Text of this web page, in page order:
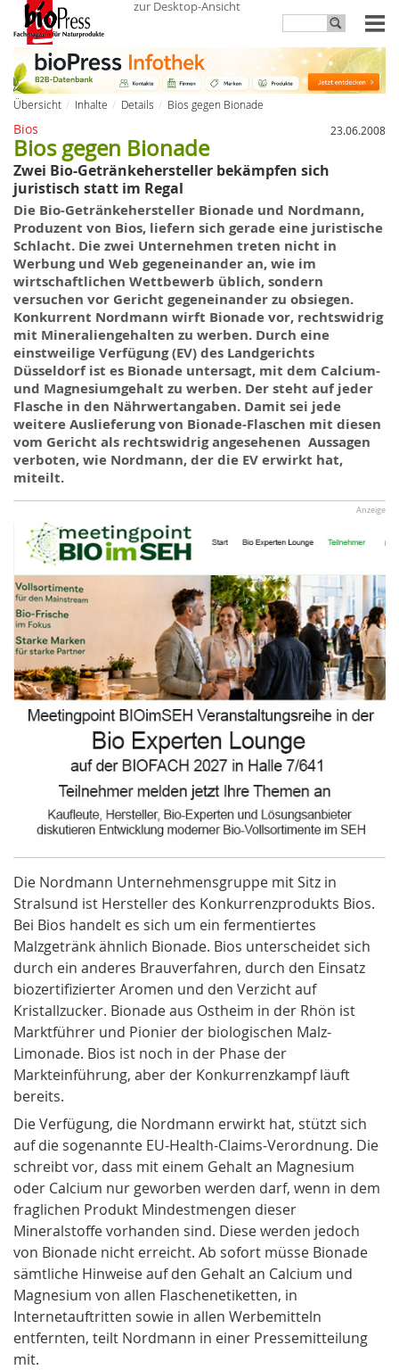
zur Desktop-Ansicht
Übersicht Inhalte Details Bios gegen Bionade
Bios 23.06.2008
Bios gegen Bionade
Zwei Bio-Getränkehersteller bekämpfen sich
juristisch statt im Regal
Die Bio-Getränkehersteller Bionade und Nordmann,
Produzent von Bios, liefern sich gerade eine juristische
Schlacht. Die zwei Unternehmen treten nicht in
Werbung und Web gegeneinander an, wie im
wirtschaftlichen Wettbewerb üblich, sondern
versuchen vor Gericht gegeneinanderzu obsiegen.
Konkurrent Nordmann wirft Bionade vor, rechtswidrig
mit Mineraliengehalten zu werben. Durch eine
einstweilige Verfügung (EV) des Landgerichts
Düsseldorf ist es Bionade untersagt, mit dem Calcium-
und Magnesiumgehalt zu werben. Der steht auf jeder
Flasche in den Nährwertangaben. Damit sei jede
weitere Auslieferung von Bionade-Flaschen mit diesen
vom Gericht als rechtswidrig angesehenen Aussagen
verboten, wie Nordmann, der die EV erwirkt hat,
miteilt.
Anzeige
Die Nordmann Unternehmensgruppe mit Sitz in
Stralsund ist Hersteller des Konkurrenzprodukts Bios.
Bei Bios handelt es sich um ein fermentiertes
Malzgetränk ähnlich Bionade. Bios unterscheidet sich
durch ein anderes Brauverfahren, durch den Einsatz
biozertifizierter Aromen und den Verzicht auf
Kristallzucker. Bionade aus Ostheim in der Rhön ist
Marktführer und Pionier der biologischen Malz-
Limonade. Bios ist noch in der Phase der
Markteinführung, aber der Konkurrenzkampf läuft
bereits.
Die Verfügung, die Nordmann erwirkt hat, stützt sich
auf die sogenannte EU-Health-Claims-Verordnung. Die
schreibt vor, dass mit einem Gehalt an Magnesium
oder Calcium nur geworben werden darf, wenn in dem
fraglichen Produkt Mindestmengen dieser
Mineralstoffe vorhanden sind. Diese werden jedoch
von Bionade nicht erreicht. Ab sofort müsse Bionade
sämtliche Hinweise auf den Gehalt an Calcium und
Magnesium von allen Flaschenetiketten, in
Internetauftritten sowie in allen Werbemitteln
entfernten, teilt Nordmann in einer Pressemitteilung
mit.